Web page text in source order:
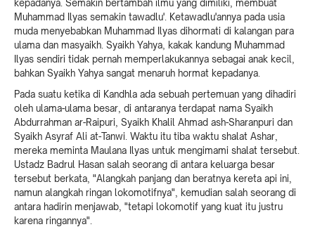
kepadanya. Semakin bertambah ilmu yang dimiliki, membuat
Muhammad Ilyas semakin tawadlu'. Ketawadlu'annya pada usia
muda menyebabkan Muhammad Ilyas dihormati di kalangan para
ulama dan masyaikh. Syaikh Yahya, kakak kandung Muhammad
Ilyas sendiri tidak pernah memperlakukannya sebagai anak kecil,
bahkan Syaikh Yahya sangat menaruh hormat kepadanya.
Pada suatu ketika di Kandhla ada sebuah pertemuan yang dihadiri
oleh ulama-ulama besar, di antaranya terdapat nama Syaikh
Abdurrahman ar-Raipuri, Syaikh Khalil Ahmad ash-Sharanpuri dan
Syaikh Asyraf Ali at-Tanwi. Waktu itu tiba waktu shalat Ashar,
mereka meminta Maulana Ilyas untuk mengimami shalat tersebut.
Ustadz Badrul Hasan salah seorang di antara keluarga besar
tersebut berkata, "Alangkah panjang dan beratnya kereta api ini,
namun alangkah ringan lokomotifnya", kemudian salah seorang di
antara hadirin menjawab, "tetapi lokomotif yang kuat itu justru
karena ringannya".